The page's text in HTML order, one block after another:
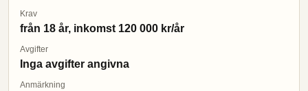
Krav
från 18 år, inkomst 120 000 kr/år
Avgifter
Inga avgifter angivna
Anmärkning